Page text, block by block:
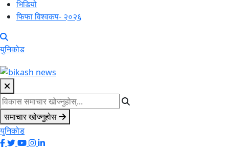
भिडियो
फिफा विश्वकप- २०२६
युनिकोड
समाचार खोज्नुहोस
युनिकोड